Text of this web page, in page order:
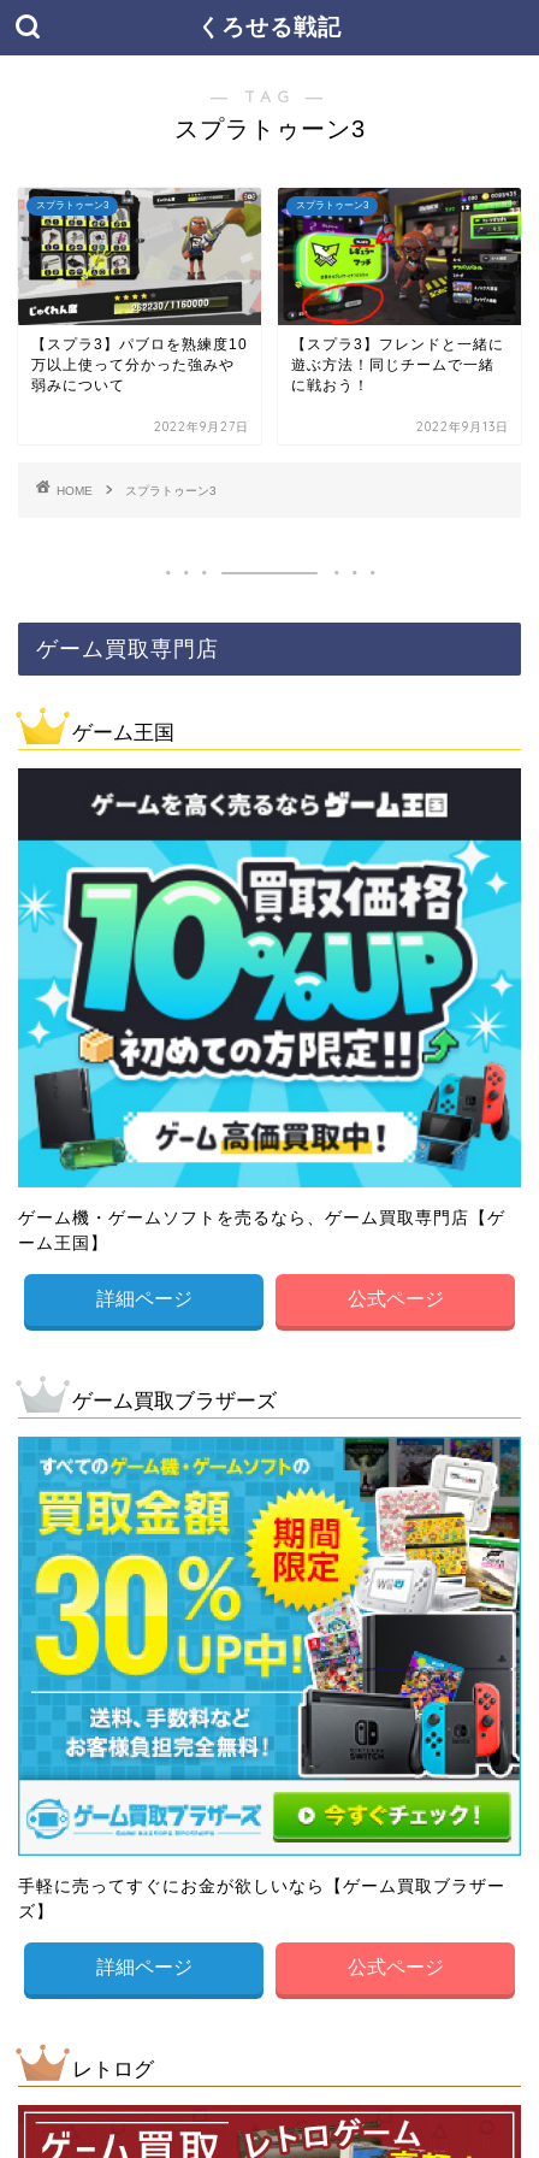
くろせる戦記
― TAG ―
スプラトゥーン3
スプラトゥーン3
【スプラ3】パブロを熟練度10
万以上使って分かった強みや
弱みについて
2022年9月27日
スプラトゥーン3
【スプラ3】フレンドと一緒に
遊ぶ方法！同じチームで一緒
に戦おう！
2022年9月13日
HOME スプラトゥーン3
ゲーム買取専門店
ゲーム王国
ゲーム機・ゲームソフトを売るなら、ゲーム買取専門店【ゲ
ーム王国】
詳細ページ 公式ページ
ゲーム買取ブラザーズ
手軽に売ってすぐにお金が欲しいなら【ゲーム買取ブラザー
ズ】
詳細ページ 公式ページ
レトログ